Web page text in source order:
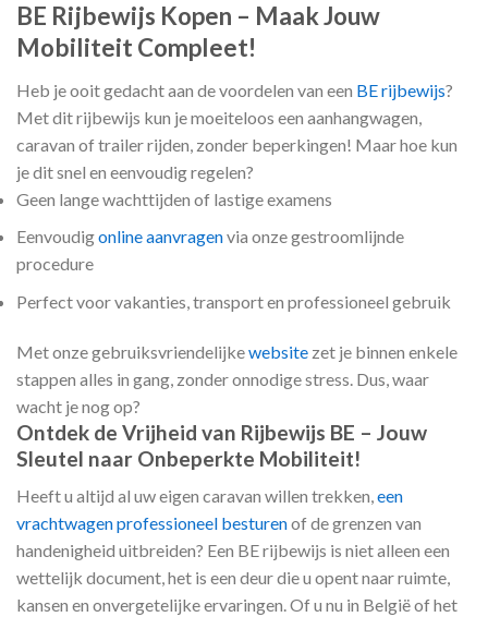
BE Rijbewijs Kopen – Maak Jouw
Mobiliteit Compleet!
Heb je ooit gedacht aan de voordelen van een BE rijbewijs?
Met dit rijbewijs kun je moeiteloos een aanhangwagen,
caravan of trailer rijden, zonder beperkingen! Maar hoe kun
je dit snel en eenvoudig regelen?
Geen lange wachttijden of lastige examens
Eenvoudigonline aanvragenvia onze gestroomlijnde
procedure
Perfect voor vakanties, transport en professioneel gebruik
Met onze gebruiksvriendelijkewebsite zet je binnen enkele
stappen alles in gang, zonder onnodige stress. Dus, waar
wacht je nog op?
Ontdek de Vrijheid van Rijbewijs BE – Jouw
Sleutel naar Onbeperkte Mobiliteit!
Heeft u altijd al uw eigen caravan willen trekken,een
vrachtwagen professioneel besturenof de grenzen van
handenigheid uitbreiden? Een BE rijbewijs is niet alleen een
wettelijk document, het is een deur die u opent naar ruimte,
kansen en onvergetelijke ervaringen. Of u nu in België of het